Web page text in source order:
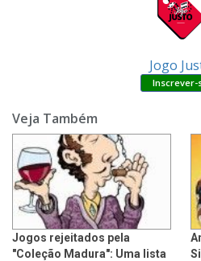
Jogo
Veja Também
Jogos rejeitados pela
"Coleção Madura": Uma lista